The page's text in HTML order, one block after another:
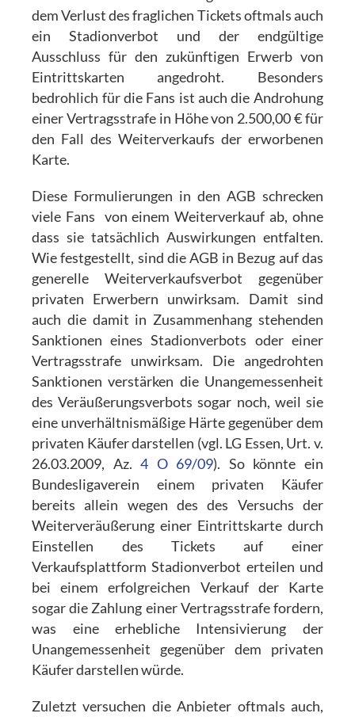
dem Verlust des fraglichen Tickets oftmals auch
ein Stadionverbot und der endgültige
Ausschluss für den zukünftigen Erwerb von
Eintrittskarten angedroht. Besonders
bedrohlich für die Fans ist auch die Androhung
einer Vertragsstrafe in Höhe von 2.500,00 € für
den Fall des Weiterverkaufs der erworbenen
Karte.
Diese Formulierungen in den AGB schrecken
viele Fans von einem Weiterverkauf ab, ohne
dass sie tatsächlich Auswirkungen entfalten.
Wie festgestellt, sind die AGB in Bezug auf das
generelle Weiterverkaufsverbot gegenüber
privaten Erwerbern unwirksam. Damit sind
auch die damit in Zusammenhang stehenden
Sanktionen eines Stadionverbots oder einer
Vertragsstrafe unwirksam. Die angedrohten
Sanktionen verstärken die Unangemessenheit
des Veräußerungsverbots sogar noch, weil sie
eine unverhältnismäßige Härte gegenüber dem
privaten Käufer darstellen (vgl. LG Essen, Urt. v.
26.03.2009, Az.4 O 69/09). So könnte ein
Bundesligaverein einem privaten Käufer
bereits allein wegen des des Versuchs der
Weiterveräußerung einer Eintrittskarte durch
Einstellen des Tickets auf einer
Verkaufsplattform Stadionverbot erteilen und
bei einem erfolgreichen Verkauf der Karte
sogar die Zahlung einer Vertragsstrafe fordern,
was eine erhebliche Intensivierung der
Unangemessenheit gegenüber dem privaten
Käufer darstellen würde.
Zuletzt versuchen die Anbieter oftmals auch,